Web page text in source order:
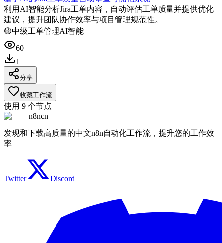
利用AI智能分析Jira工单内容，自动评估工单质量并提供优化
建议，提升团队协作效率与项目管理规范性。
🟡中级工单管理AI智能
60
1
分享
收藏工作流
使用 9 个节点
n8ncn
发现和下载高质量的中文n8n自动化工作流，提升您的工作效
率
Twitter Discord